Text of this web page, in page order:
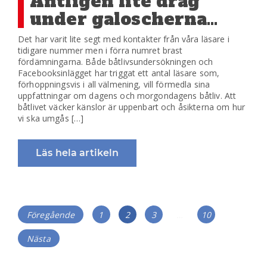
under galoscherna…
Det har varit lite segt med kontakter från våra läsare i
tidigare nummer men i förra numret brast
fördämningarna. Både båtlivsundersökningen och
Facebooksinlägget har triggat ett antal läsare som,
förhoppningsvis i all välmening, vill förmedla sina
uppfattningar om dagens och morgondagens båtliv. Att
båtlivet väcker känslor är uppenbart och åsikterna om hur
vi ska umgås […]
Läs hela artikeln
Inläggsnavigering
Föregående Sida
1 Sida
2 Sida
3 Sida
10
Nästa